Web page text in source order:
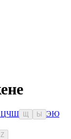
ЦЧШ Ы ЭЮ
Z